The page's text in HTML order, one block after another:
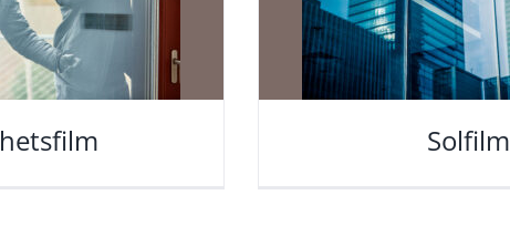
Solfilm